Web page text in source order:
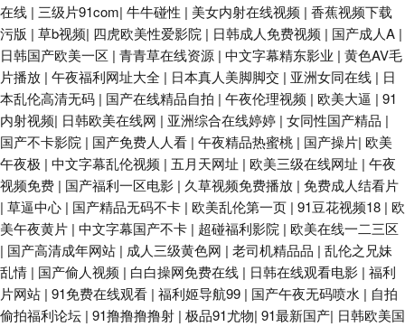
在线 | 三级片91com| 牛牛碰性 | 美女内射在线视频 | 香蕉视频下载
污版 | 草b视频| 四虎欧美性爱影院 | 日韩成人免费视频 | 国产成人A |
日韩国产欧美一区 | 青青草在线资源 | 中文字幕精东影业 | 黄色AV毛
片播放 | 午夜福利网址大全 | 日本真人美脚脚交 | 亚洲女同在线 | 日
本乱伦高清无码 | 国产在线精品自拍 | 午夜伦理视频 | 欧美大逼 | 91
内射视频| 日韩欧美在线网 | 亚洲综合在线婷婷 | 女同性国产精品 |
国产不卡影院 | 国产免费人人看 | 午夜精品热蜜桃 | 国产操片| 欧美
午夜极 | 中文字幕乱伦视频 | 五月天网址 | 欧美三级在线网址 | 午夜
视频免费 | 国产福利一区电影 | 久草视频免费播放 | 免费成人结看片
| 草逼中心 | 国产精品无码不卡 | 欧美乱伦第一页 | 91豆花视频18 | 欧
美午夜黄片 | 中文字幕国产不卡 | 超碰福利影院 | 欧美在线一二三区
| 国产高清成年网站 | 成人三级黄色网 | 老司机精品品 | 乱伦之兄妹
乱情 | 国产偷人视频 | 白白操网免费在线 | 日韩在线观看电影 | 福利
片网站 | 91免费在线观看 | 福利姬导航99 | 国产午夜无码喷水 | 自拍
偷拍福利论坛 | 91撸撸撸撸射 | 极品91尤物| 91最新国产| 日韩欧美国